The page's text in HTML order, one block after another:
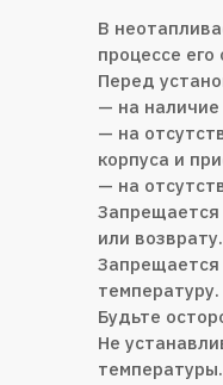
В
процессе
Перед
— на наличие
— на
корпуса и
— на
Запрещается
или возврату.
Запрещается
температуру.
Будьте
Не
температуры.